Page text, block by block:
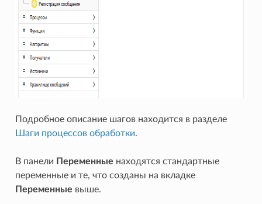
Подробное описание шагов находится в разделе
Шаги процессов обработки.
В панели Переменные находятся стандартные
переменные и те, что созданы на вкладке
Переменные выше.